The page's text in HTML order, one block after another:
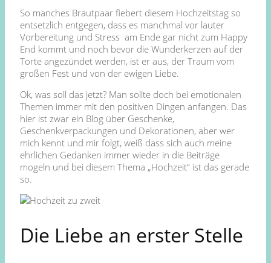
So manches Brautpaar fiebert diesem Hochzeitstag so
entsetzlich entgegen, dass es manchmal vor lauter
Vorbereitung und Stress am Ende gar nicht zum Happy
End kommt und noch bevor die Wunderkerzen auf der
Torte angezündet werden, ist er aus, der Traum vom
großen Fest und von der ewigen Liebe.
Ok, was soll das jetzt? Man sollte doch bei emotionalen
Themen immer mit den positiven Dingen anfangen. Das
hier ist zwar ein Blog über Geschenke,
Geschenkverpackungen und Dekorationen, aber wer
mich kennt und mir folgt, weiß dass sich auch meine
ehrlichen Gedanken immer wieder in die Beiträge
mogeln und bei diesem Thema „Hochzeit“ ist das gerade
so.
Die Liebe an erster Stelle